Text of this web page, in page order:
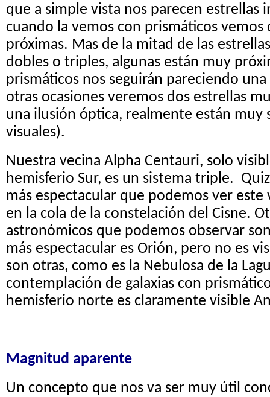
que a simple vista nos parecen estrellas
cuando la vemos con prismáticos vemos
próximas. Mas de la mitad de las
dobles o triples, algunas están muy
prismáticos nos seguirán pareciendo
otras ocasiones veremos dos estrellas
una ilusión óptica, realmente están muy
visuales).
Nuestra vecina Alpha Centauri, solo
hemisferio Sur, es un sistema triple.
más espectacular que podemos ver este
en la cola de la constelación del Cisne.
astronómicos que podemos observar
más espectacular es Orión, pero no es
son otras, como es la Nebulosa de la
contemplación de galaxias con
hemisferio norte es claramente visible
Magnitud aparente
Un concepto que nos va ser muy útil